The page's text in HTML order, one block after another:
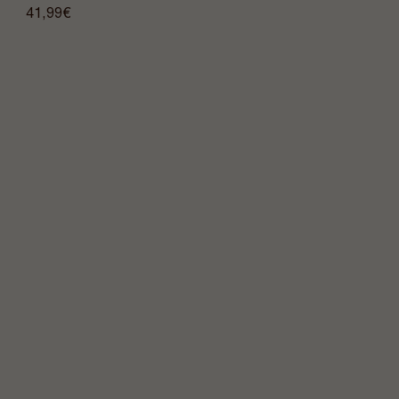
41,99€